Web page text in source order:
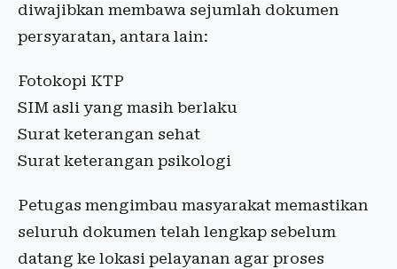
diwajibkan membawa sejumlah dokumen
persyaratan, antara lain:
Fotokopi KTP
SIM asli yang masih berlaku
Surat keterangan sehat
Surat keterangan psikologi
Petugas mengimbau masyarakat memastikan
seluruh dokumen telah lengkap sebelum
datang ke lokasi pelayanan agar proses